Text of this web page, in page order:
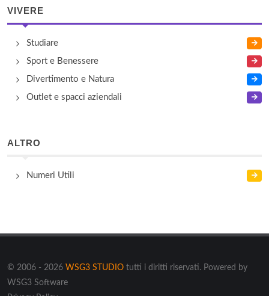
VIVERE
Studiare
Sport e Benessere
Divertimento e Natura
Outlet e spacci aziendali
ALTRO
Numeri Utili
© 2006 - 2026 WSG3 STUDIO tutti i diritti riservati. Powered by
WSG3 Software